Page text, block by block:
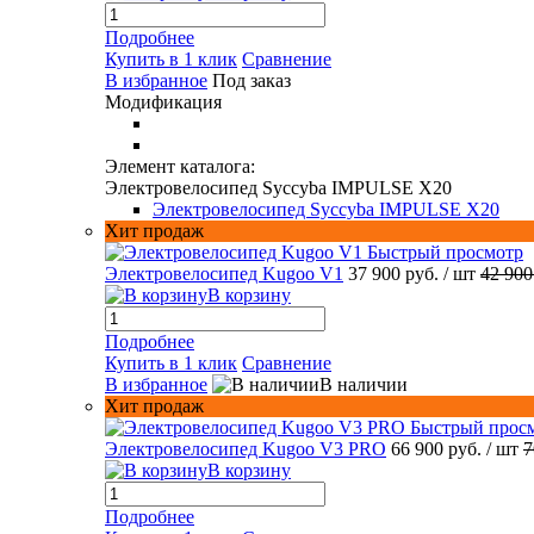
Подробнее
Купить в 1 клик Сравнение
В избранное Под заказ
Модификация
Элемент каталога:
Электровелосипед Syccyba IMPULSE X20
Электровелосипед Syccyba IMPULSE X20
Хит продаж
Быстрый просмотр
Электровелосипед Kugoo V1 37 900 руб. / шт 42
В корзину
Подробнее
Купить в 1 клик Сравнение
В избранное
В наличии
Хит продаж
Быстрый
Электровелосипед Kugoo V3 PRO 66 900 руб. / шт
В корзину
Подробнее